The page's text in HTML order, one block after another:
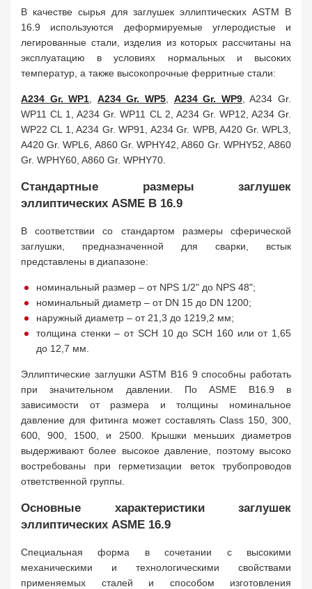
В качестве сырья для заглушек эллиптических ASTM B
16.9 используются деформируемые углеродистые и
легированные стали, изделия из которых рассчитаны на
эксплуатацию в условиях нормальных и высоких
температур, а также высокопрочные ферритные стали:
A234 Gr. WP1 A234 Gr. WP5 A234 Gr. WP9, A234 Gr.
WP11 CL 1, A234 Gr. WP11 CL 2, A234 Gr. WP12, A234 Gr.
WP22 CL 1, A234 Gr. WP91, A234 Gr. WPB, A420 Gr. WPL3,
A420 Gr. WPL6, A860 Gr. WPHY42, A860 Gr. WPHY52, A860
Gr. WPHY60, A860 Gr. WPHY70.
Стандартные размеры заглушек
эллиптических ASME B 16.9
В соответствии со стандартом размеры сферической
заглушки, предназначенной для сварки, встык
представлены в диапазоне:
номинальный размер – от NPS 1/2" до NPS 48";
номинальный диаметр – от DN 15 до DN 1200;
наружный диаметр – от 21,3 до 1219,2 мм;
толщина стенки – от SCH 10 до SCH 160 или от 1,65
до 12,7 мм.
Эллиптические заглушки ASTM B16 9 способны работать
при значительном давлении. По ASME B16.9 в
зависимости от размера и толщины номинальное
давление для фитинга может составлять Class 150, 300,
600, 900, 1500, и 2500. Крышки меньших диаметров
выдерживают более высокое давление, поэтому высоко
востребованы при герметизации веток трубопроводов
ответственной группы.
Основные характеристики заглушек
эллиптических ASME 16.9
Специальная форма в сочетании с высокими
механическими и технологическими свойствами
применяемых сталей и способом изготовления